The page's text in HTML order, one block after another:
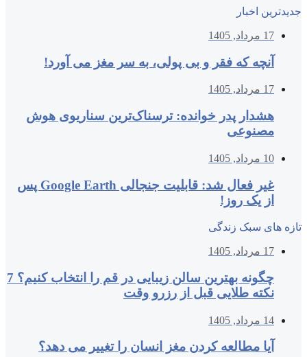
جدیدترین اخبار
17 مرداد, 1405
آنچه که فقر و بی‌ پولی، به سر مغز می‌ آورد!
17 مرداد, 1405
هشدار پدر خوانده: ترسناک‌ترین سناریوی هوش
مصنوعی
10 مرداد, 1405
غیر فعال شد: قابلیت جنجالی Google Earth پس
از یک روز!
تازه های سبک زندگی
17 مرداد, 1405
چگونه بهترین سالن زیبایی در قم را انتخاب کنیم؟ 7
نکته طلایی قبل از رزرو وقت
14 مرداد, 1405
آیا مطالعه کردن مغز انسان را تغییر می‌ دهد؟